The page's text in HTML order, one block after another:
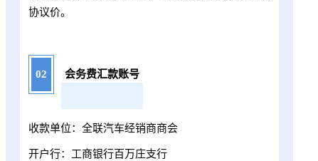
协议价。
02 会务费汇款账号
收款单位：全联汽车经销商商会
开户行：工商银行百万庄支行